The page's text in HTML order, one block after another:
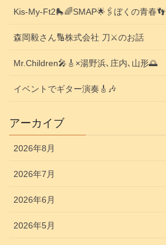
Kis-My-Ft2🛼🌈SMAP🌟🖇️ぼくの青春👣
森岡毅さん🔢株式会社 刀⚔️のお話
Mr.Children🎤🎸×湯野浜､庄内､山形🌅
イベントでギター演奏🎸🎶
アーカイブ
2026年8月
2026年7月
2026年6月
2026年5月